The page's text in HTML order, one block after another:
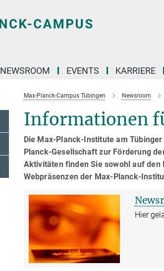
NEWSROOM EVENTS KARRIERE
Max-Planck-Campus Tübingen Newsroom
Informationen
Die Max-Planck-Institute am
Planck-Gesellschaft zur Förderung
Aktivitäten finden Sie sowohl auf
Webpräsenzen der Max-Planck-
Hier